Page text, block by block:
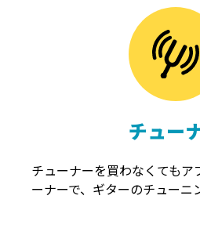
チュー
チューナーを買わなくてもア
ーナーで、ギターのチューニ